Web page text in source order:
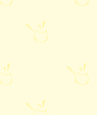
că în rest
de lămâie,
Foarte